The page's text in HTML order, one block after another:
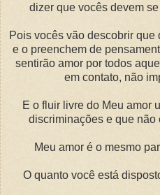
dizer que vocês devem
Pois vocês vão descobrir
e o preenchem de
sentirão amor por todos
em contato, não
E o fluir livre do Meu amor
discriminações e que não
Meu amor é o mesmo
O quanto você está